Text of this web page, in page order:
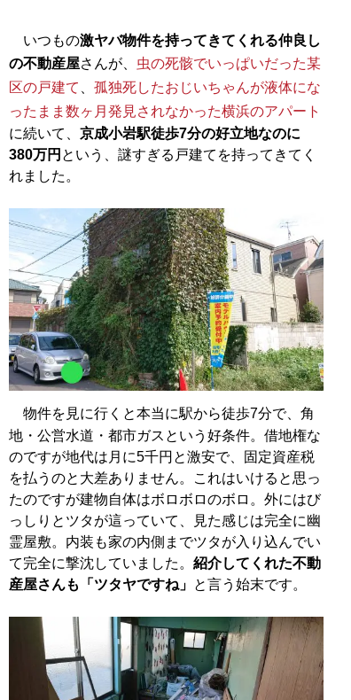
いつもの激ヤバ物件を持ってきてくれる仲良し
の不動産屋さんが、 虫の死骸でいっぱいだった某
区の戸建て
孤独死したおじいちゃんが液体にな
ったまま数ヶ月発見されなかった横浜のアパート
に続いて、 京成小岩駅徒歩7分の好立地なのに
380万円 という、謎すぎる戸建てを持ってきてく
れました。
物件を見に行くと本当に駅から徒歩7分で、角
地・公営水道・都市ガスという好条件。借地権な
のですが地代は月に5千円と激安で、固定資産税
を払うのと大差ありません。これはいけると思っ
たのですが建物自体はボロボロのボロ。外にはび
っしりとツタが這っていて、見た感じは完全に幽
霊屋敷。内装も家の内側までツタが入り込んでい
て完全に撃沈していました。 紹介してくれた不動
産屋さんも「ツタヤですね」 と言う始末です。